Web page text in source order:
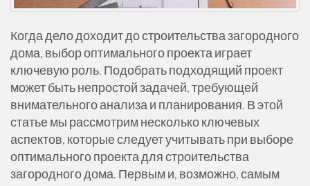
Когда дело доходит до строительства загородного
дома, выбор оптимального проекта играет
ключевую роль. Подобрать подходящий проект
может быть непростой задачей, требующей
внимательного анализа и планирования. В этой
статье мы рассмотрим несколько ключевых
аспектов, которые следует учитывать при выборе
оптимального проекта для строительства
загородного дома. Первым и, возможно, самым